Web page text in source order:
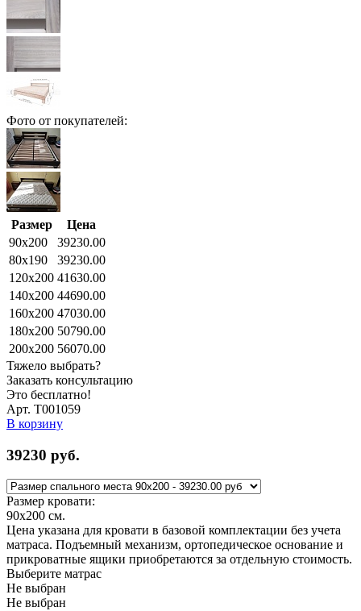
Фото от покупателей:
Размер
Цена
90x200
39230.00
80x190
39230.00
120x200 41630.00
140x200 44690.00
160x200 47030.00
180x200 50790.00
200x200 56070.00
Тяжело выбрать?
Заказать консультацию
Это бесплатно!
Арт. Т001059
В корзину
39230 руб.
Размер кровати:
90x200 см.
Цена указана для кровати в базовой комплектации без учета
матраса. Подъемный механизм, ортопедическое основание и
прикроватные ящики приобретаются за отдельную стоимость.
Выберите матрас
Не выбран
Не выбран